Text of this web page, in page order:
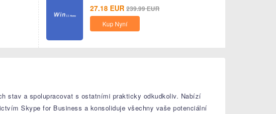
27.18 EUR 239.99EUR
Kup Nyní
stav a spolupracovat s ostatními prakticky odkudkoliv. Nabízí
Skype for Business a konsoliduje všechny vaše potenciální